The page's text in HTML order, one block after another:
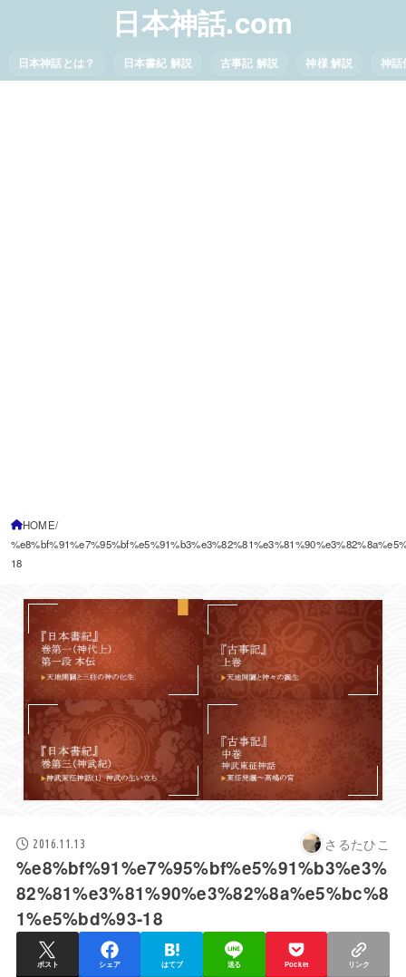
日本神話.com
日本神話とは？ 日本書紀 解説 古事記 解説 神様 解説 神話
HOME
18
2016.11.13 さるたひこ
%e8%bf%91%e7%95%bf%e5%91%b3%e3%
82%81%e3%81%90%e3%82%8a%e5%bc%8
1%e5%bd%93-18
ポスト シェア はてブ 送る Pocket リンク